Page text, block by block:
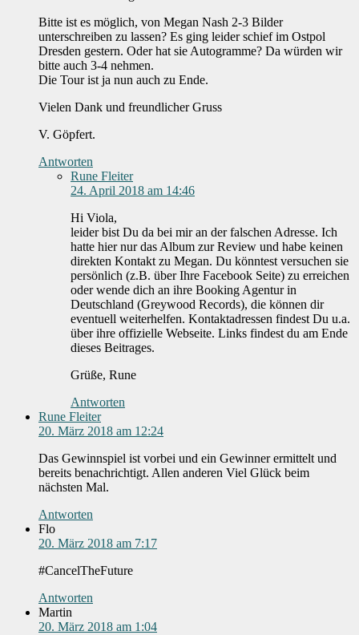
Bitte ist es möglich, von Megan Nash 2-3 Bilder
unterschreiben zu lassen? Es ging leider schief im Ostpol
Dresden gestern. Oder hat sie Autogramme? Da würden wir
bitte auch 3-4 nehmen.
Die Tour ist ja nun auch zu Ende.
Vielen Dank und freundlicher Gruss
V. Göpfert.
Antworten
Rune Fleiter
24. April 2018 am 14:46
Hi Viola,
leider bist Du da bei mir an der falschen Adresse. Ich
hatte hier nur das Album zur Review und habe keinen
direkten Kontakt zu Megan. Du könntest versuchen sie
persönlich (z.B. über Ihre Facebook Seite) zu erreichen
oder wende dich an ihre Booking Agentur in
Deutschland (Greywood Records), die können dir
eventuell weiterhelfen. Kontaktadressen findest Du u.a.
über ihre offizielle Webseite. Links findest du am Ende
dieses Beitrages.
Grüße, Rune
Antworten
Rune Fleiter
20. März 2018 am 12:24
Das Gewinnspiel ist vorbei und ein Gewinner ermittelt und
bereits benachrichtigt. Allen anderen Viel Glück beim
nächsten Mal.
Antworten
Flo
20. März 2018 am 7:17
#CancelTheFuture
Antworten
Martin
20. März 2018 am 1:04